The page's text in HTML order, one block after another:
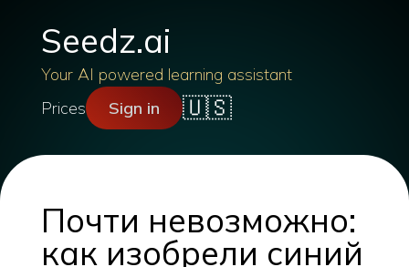
Seedz.ai
Your AI powered learning assistant
Prices
Sign in 🇺🇸
Почти невозможно:
как изобрели синий